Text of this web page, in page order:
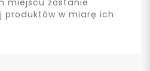
miejscu zostanie
produktów w miarę ich